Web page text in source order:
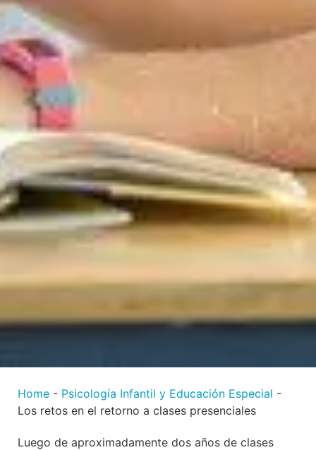
Home - Psicología Infantil y Educación Especial -
Los retos en el retorno a clases presenciales
Luego de aproximadamente dos años de clases